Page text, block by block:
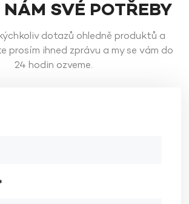
NÁM SVÉ POTŘEBY
dotazů ohledně produktů a
prosím ihned zprávu a my se vám do
24 hodin ozveme.